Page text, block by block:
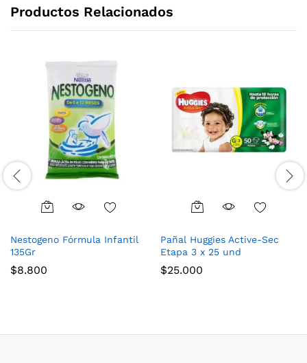
Productos Relacionados
Nestogeno Fórmula Infantil
135Gr
$8.800
Pañal Huggies Active-Sec
Etapa 3 x 25 und
$25.000